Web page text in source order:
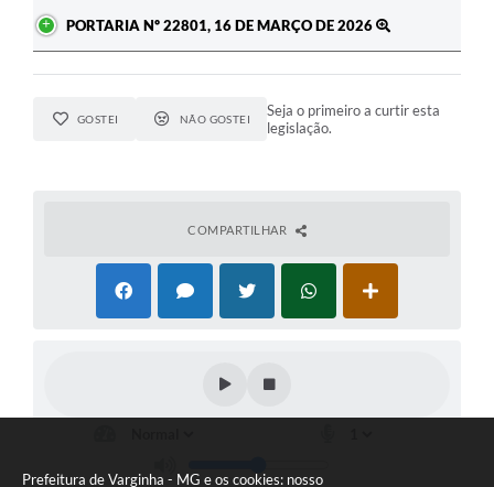
Prefeitura de Varginha - MG e os cookies: nosso
PORTARIA Nº 22801, 16 DE MARÇO DE 2026
GOSTEI NÃO GOSTEI
Seja o primeiro a curtir esta
legislação.
COMPARTILHAR